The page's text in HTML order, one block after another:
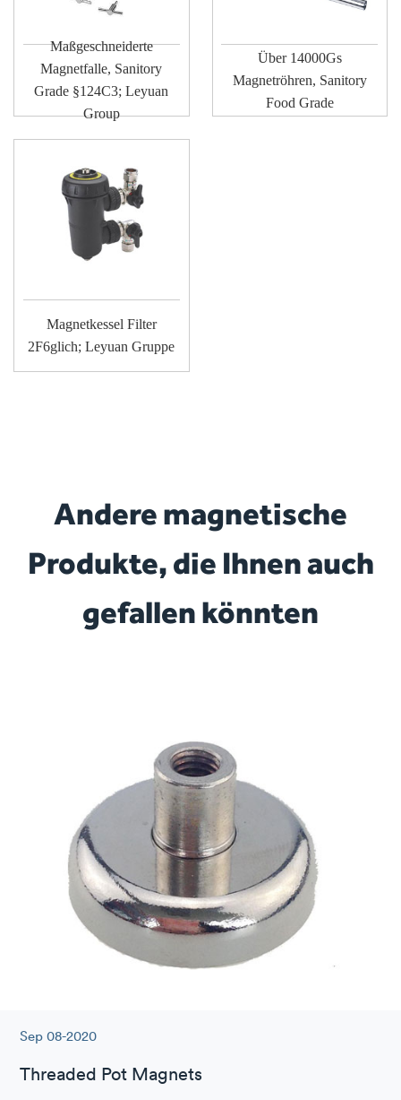
Maßgeschneiderte
Magnetfalle, Sanitory
Grade §124C3; Leyuan
Group
Über 14000Gs
Magnetröhren, Sanitory
Food Grade
Magnetkessel Filter
2F6glich; Leyuan Gruppe
Andere magnetische
Produkte, die Ihnen auch
gefallen könnten
Sep 08-2020
Threaded Pot Magnets